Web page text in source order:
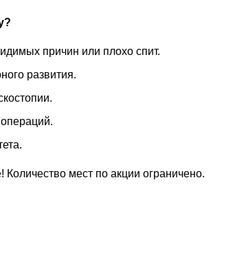
причин или плохо спит.
развития.
мест по акции ограничено.